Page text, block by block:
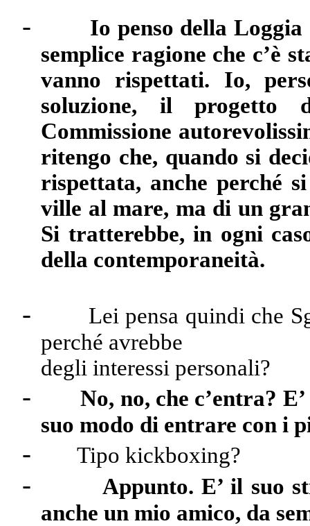
-
Io penso della
semplice ragione che c’è
vanno rispettati. Io,
soluzione, il progetto
Commissione
ritengo che, quando si
rispettata, anche perché
ville al mare, ma di un
Si tratterebbe, in ogni
della contemporaneità.
-
Lei pensa quindi che
perché avrebbe
degli interessi personali?
-
No, no, che c’entra?
suo modo di entrare con i
- Tipo kickboxing?
-
Appunto. E’ il suo
anche un mio amico, da